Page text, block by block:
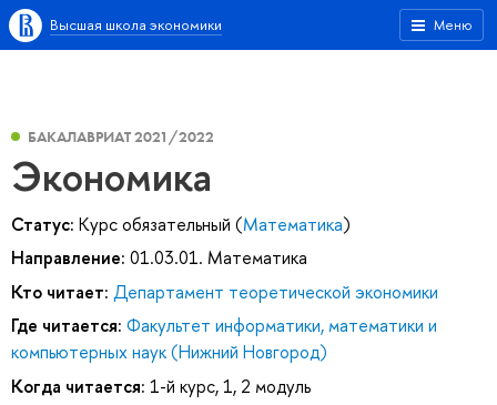
Меню
Высшая школа экономики
БАКАЛАВРИАТ 2021/2022
Экономика
Статус: Курс обязательный (Математика)
Направление: 01.03.01. Математика
Кто читает: Департамент теоретической экономики
Где читается: Факультет информатики, математики и
компьютерных наук (Нижний Новгород)
Когда читается: 1-й курс, 1, 2 модуль